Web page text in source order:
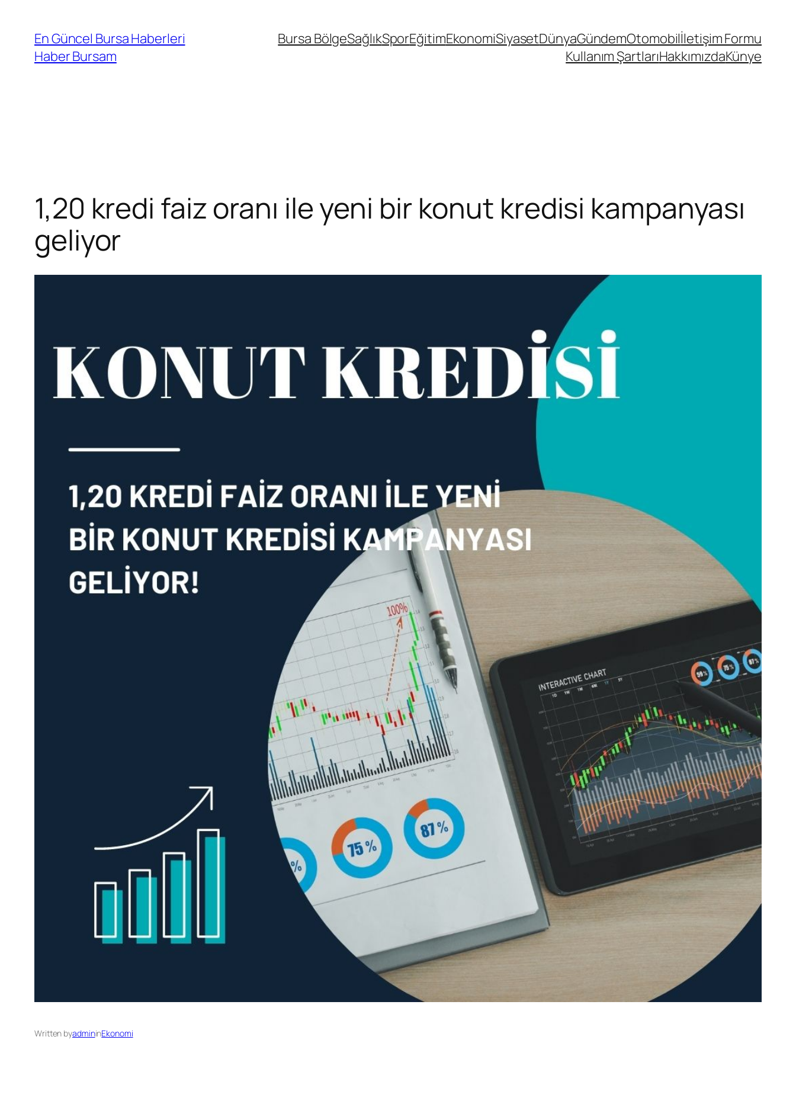
En Güncel Bursa Haberleri
Haber Bursam
Bursa BölgeSağlıkSporEğitimEkonomiSiyasetDünyaGündemOtomobilİletişim Formu
Kullanım ŞartlarıHakkımızdaKünye
1,20 kredi faiz oranı ile yeni bir konut kredisi kampanyası
geliyor
Written byadmininEkonomi